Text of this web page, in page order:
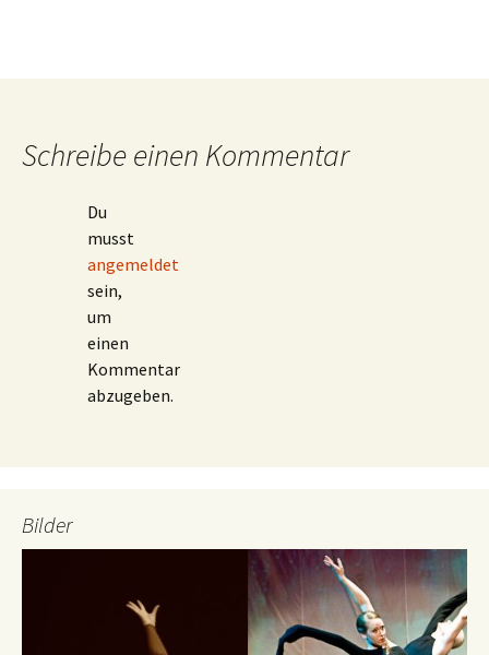
Schreibe einen Kommentar
Du
musst
angemeldet
sein,
um
einen
Kommentar
abzugeben.
Bilder